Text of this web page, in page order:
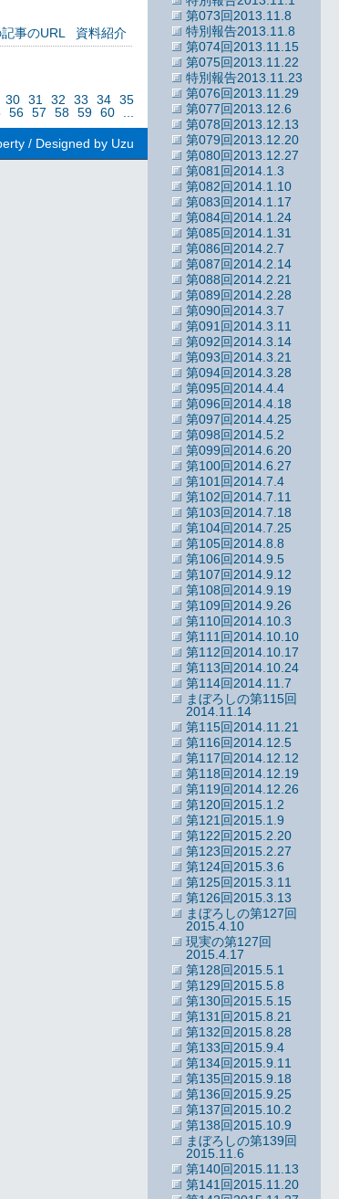
第073回2013.11.8
特別報告2013.11.8
第074回2013.11.15
第075回2013.11.22
特別報告2013.11.23
第076回2013.11.29
第077回2013.12.6
第078回2013.12.13
第079回2013.12.20
第080回2013.12.27
第081回2014.1.3
第082回2014.1.10
第083回2014.1.17
第084回2014.1.24
第085回2014.1.31
第086回2014.2.7
第087回2014.2.14
第088回2014.2.21
第089回2014.2.28
第090回2014.3.7
第091回2014.3.11
第092回2014.3.14
第093回2014.3.21
第094回2014.3.28
第095回2014.4.4
第096回2014.4.18
第097回2014.4.25
第098回2014.5.2
第099回2014.6.20
第100回2014.6.27
第101回2014.7.4
第102回2014.7.11
第103回2014.7.18
第104回2014.7.25
第105回2014.8.8
第106回2014.9.5
第107回2014.9.12
第108回2014.9.19
第109回2014.9.26
第110回2014.10.3
第111回2014.10.10
第112回2014.10.17
第113回2014.10.24
第114回2014.11.7
まぼろしの第115回
2014.11.14
第115回2014.11.21
第116回2014.12.5
第117回2014.12.12
第118回2014.12.19
第119回2014.12.26
第120回2015.1.2
第121回2015.1.9
第122回2015.2.20
第123回2015.2.27
第124回2015.3.6
第125回2015.3.11
第126回2015.3.13
まぼろしの第127回
2015.4.10
現実の第127回
2015.4.17
第128回2015.5.1
第129回2015.5.8
第130回2015.5.15
第131回2015.8.21
第132回2015.8.28
第133回2015.9.4
第134回2015.9.11
第135回2015.9.18
第136回2015.9.25
第137回2015.10.2
第138回2015.10.9
まぼろしの第139回
2015.11.6
第140回2015.11.13
第141回2015.11.20
事のURL 資料紹介
30 31 32 33 34 35
56 57 58 59 60
/ Designed by Uzu